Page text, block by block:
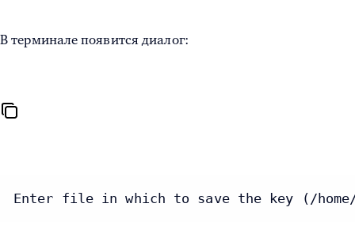
В терминале появится диалог:
Enter file in which to save the key (/